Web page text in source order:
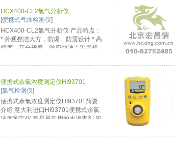
否需要再次校准。便捷人性化的确认
操作可以保证仪器的良好校...
HCX400-CL2氯气分析仪
[便携式气体检测仪]
HCX400-CL2氯气分析仪 产品特点：
* 外观整洁大方，防爆、防震设计 * 高
精度、高分辨率，响应快速 * 采用超
工作 * 通过采样手柄可以达到 1.5 米
声光报警功能 * 上、下限报警值可任
意设定，可进行零...
便携式余氯浓度测定仪HI93701
[氯气检测仪]
便携式余氯浓度测定仪HI93701简要
介绍 意大利进口HI93701便携式余氯
浓度测定仪 氯是最常用的水消毒剂,应
池、矿泉疗养地的卫生处理以及食品